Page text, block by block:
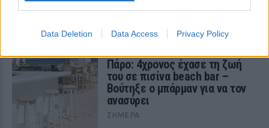
Data Deletion Data Access Privacy Policy
επαναφέρει τη συζήτηση για το λεγόμενο
Πάρο: 4χρονος έχασε τη ζωή
του σε πισίνα beach bar –
Βούτηξε ο μπάρμαν για να τον
ανασύρει
ΣΉΜΕΡΑ